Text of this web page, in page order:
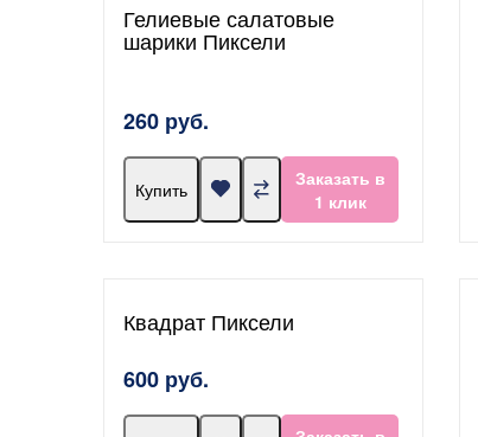
Гелиевые салатовые
шарики Пиксели
260 руб.
Купить
Заказать в
1 клик
Квадрат Пиксели
600 руб.